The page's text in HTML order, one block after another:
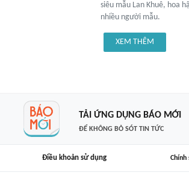
siêu mẫu Lan Khuê, hoa
nhiều người mẫu.
XEM THÊM
TẢI ỨNG DỤNG BÁO MỚI
ĐỂ KHÔNG BỎ SÓT TIN TỨC
Điều khoản sử dụng Chính